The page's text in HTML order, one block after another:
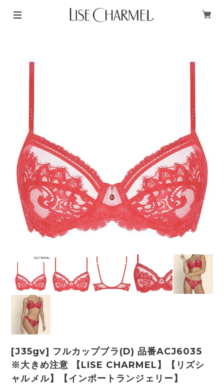
[J35gv] フルカップブラ(D) 品番ACJ6035
※大きめ注意 【LISE CHARMEL】【リズシ
ャルメル】【インポートランジェリー】